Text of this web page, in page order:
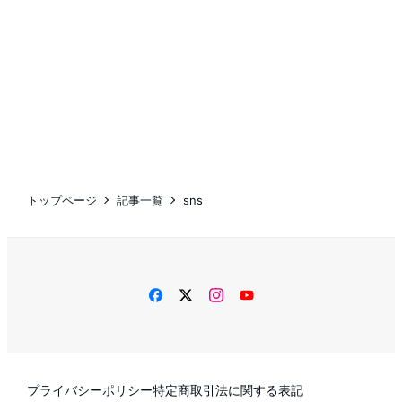
トップページ 記事一覧 sns
facebooktwitterinstagram
YouTube
プライバシーポリシー特定商取引法に関する表記